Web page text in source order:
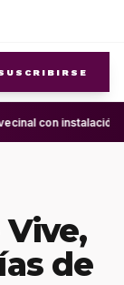
con instalación
de